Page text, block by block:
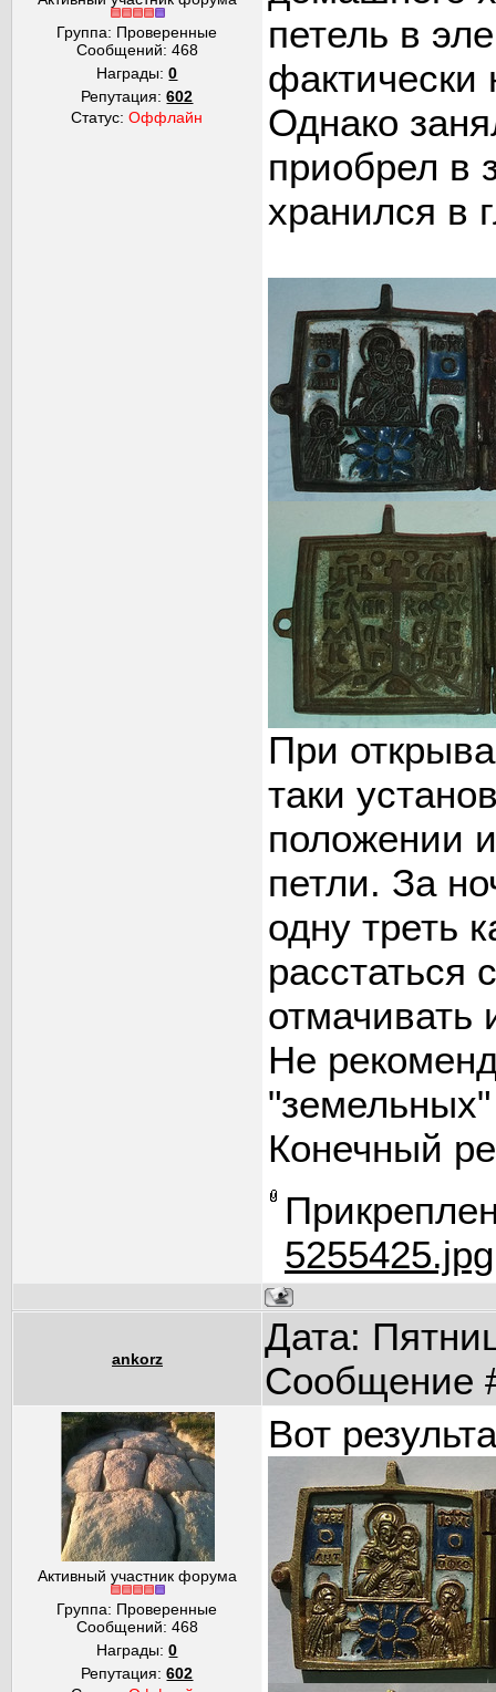
Группа: Проверенные
Сообщений: 468
Награды:0
Репутация:602
Статус:Оффлайн
петель в
фактически
Однако
приобрел в
хранился в
При
таки
положении
петли. За
одну треть
расстаться
отмачивать
Не
Конечный
5255425.jpg
ankorz
Дата:
Сообщение
Активный участник форума
Группа: Проверенные
Сообщений: 468
Награды:0
Репутация:602
Вот